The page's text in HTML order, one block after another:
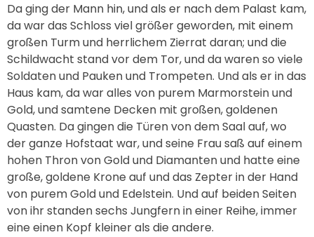
Da ging der Mann hin, und als er nach dem Palast kam,
da war das Schloss viel größer geworden, mit einem
großen Turm und herrlichem Zierrat daran; und die
Schildwacht stand vor dem Tor, und da waren so viele
Soldaten und Pauken und Trompeten. Und als er in das
Haus kam, da war alles von purem Marmorstein und
Gold, und samtene Decken mit großen, goldenen
Quasten. Da gingen die Türen von dem Saal auf, wo
der ganze Hofstaat war, und seine Frau saß auf einem
hohen Thron von Gold und Diamanten und hatte eine
große, goldene Krone auf und das Zepter in der Hand
von purem Gold und Edelstein. Und auf beiden Seiten
von ihr standen sechs Jungfern in einer Reihe, immer
eine einen Kopf kleiner als die andere.